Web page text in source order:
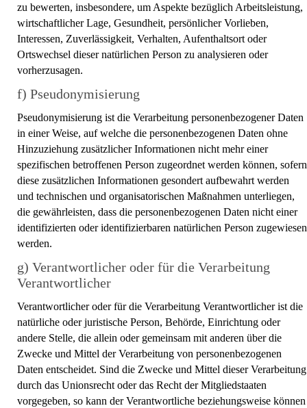
zu bewerten, insbesondere, um Aspekte bezüglich Arbeitsleistung,
wirtschaftlicher Lage, Gesundheit, persönlicher Vorlieben,
Interessen, Zuverlässigkeit, Verhalten, Aufenthaltsort oder
Ortswechsel dieser natürlichen Person zu analysieren oder
vorherzusagen.
f) Pseudonymisierung
Pseudonymisierung ist die Verarbeitung personenbezogener Daten
in einer Weise, auf welche die personenbezogenen Daten ohne
Hinzuziehung zusätzlicher Informationen nicht mehr einer
spezifischen betroffenen Person zugeordnet werden können, sofern
diese zusätzlichen Informationen gesondert aufbewahrt werden
und technischen und organisatorischen Maßnahmen unterliegen,
die gewährleisten, dass die personenbezogenen Daten nicht einer
identifizierten oder identifizierbaren natürlichen Person zugewiesen
werden.
g) Verantwortlicher oder für die Verarbeitung
Verantwortlicher
Verantwortlicher oder für die Verarbeitung Verantwortlicher ist die
natürliche oder juristische Person, Behörde, Einrichtung oder
andere Stelle, die allein oder gemeinsam mit anderen über die
Zwecke und Mittel der Verarbeitung von personenbezogenen
Daten entscheidet. Sind die Zwecke und Mittel dieser Verarbeitung
durch das Unionsrecht oder das Recht der Mitgliedstaaten
vorgegeben, so kann der Verantwortliche beziehungsweise können